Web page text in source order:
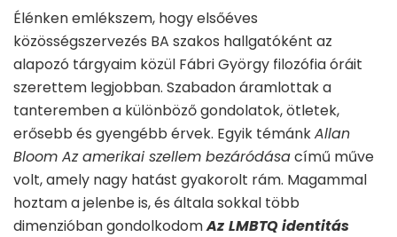
Élénken emlékszem, hogy elsőéves
közösségszervezés BA szakos hallgatóként az
alapozó tárgyaim közül Fábri György filozófia óráit
szerettem legjobban. Szabadon áramlottak a
tanteremben a különböző gondolatok, ötletek,
erősebb és gyengébb érvek. Egyik témánkAllan
Bloom Az amerikai szellem bezáródásacímű műve
volt, amely nagy hatást gyakorolt rám. Magammal
hoztam a jelenbe is, és általa sokkal több
dimenzióban gondolkodomAz LMBTQ identitás